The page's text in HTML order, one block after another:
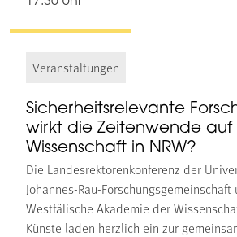
Veranstaltungen
Sicherheitsrelevante
wirkt die Zeitenwende auf
Wissenschaft in NRW?
Die Landesrektorenkonferenz der
Johannes-Rau-
Westfälische Akademie der
Künste laden herzlich ein zur